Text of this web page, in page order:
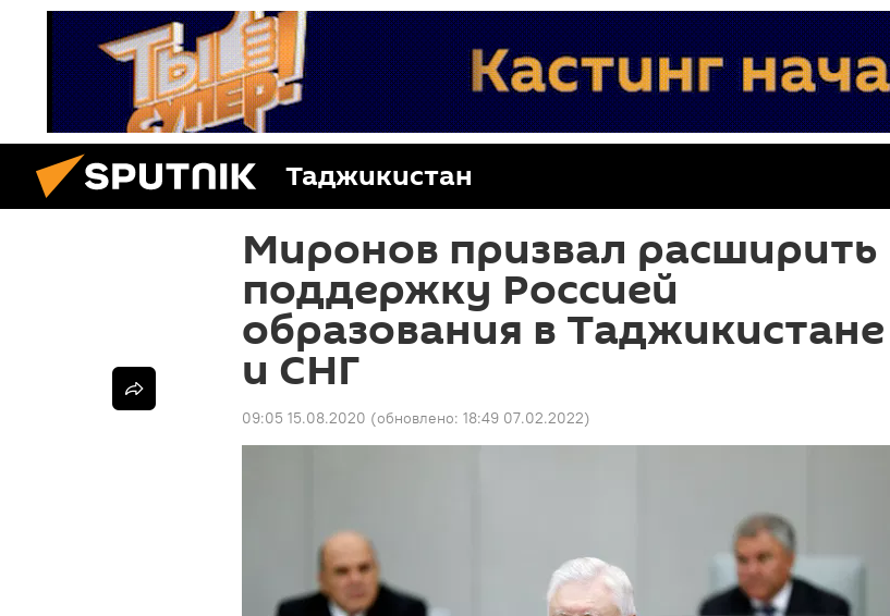
Таджикистан
Миронов призвал расширить
поддержку Россией
образования в Таджикистане
и СНГ
09:05 15.08.2020 (обновлено: 18:49 07.02.2022)